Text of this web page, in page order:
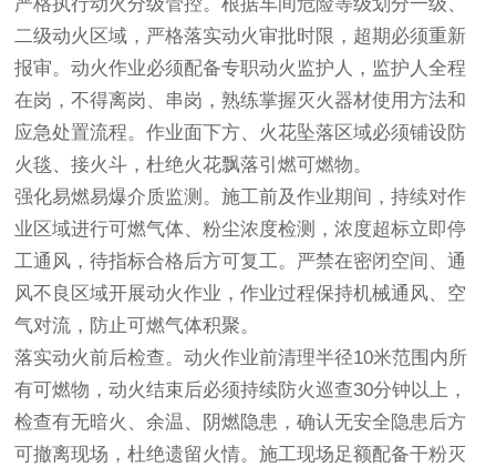
二级动火区域，严格落实动火审批时限，超期必须重新
报审。动火作业必须配备专职动火监护人 ，监护人全程
在岗，不得离岗、串岗，熟练掌握灭火器材使用方法和
应急处置流程。作业面下方、火花坠落区域必须铺设防
火毯、接火斗，杜绝火花飘落引燃可燃物。
强化易燃易爆介质监测。施工前及作业期间，持续对作
业区域进行可燃气体、粉尘浓度检测，浓度超标立即停
工通风，待指标合格后方可复工。严禁在密闭空间、通
风不良区域开展动火作业，作业过程保持机械通风、空
气对流，防止可燃气体积聚。
落实动火前后检查。动火作业前清理半径10米范围内所
有可燃物，动火结束后必须持续防火巡查30分钟以上 ，
检查有无暗火、余温、阴燃隐患，确认无安全隐患后方
可撤离现场，杜绝遗留火情。施工现场足额配备干粉灭